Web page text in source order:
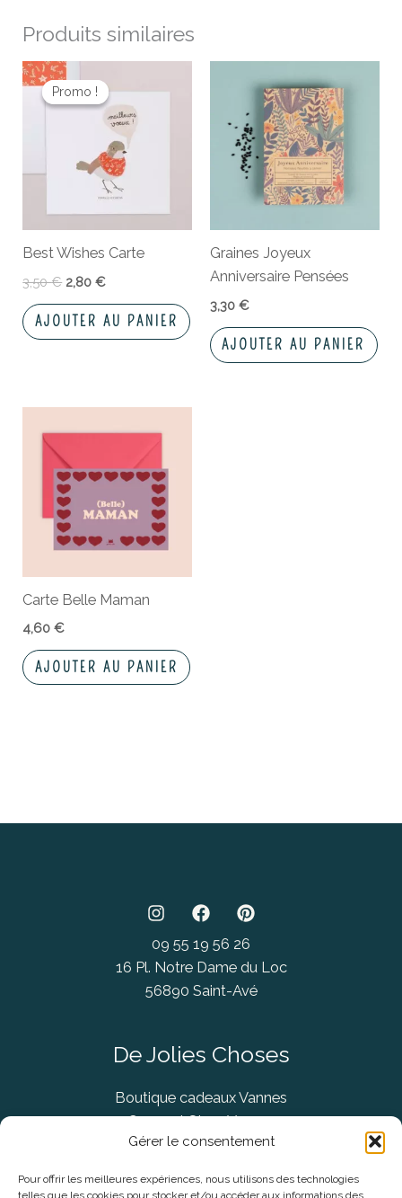
Gérer le consentement
Pour offrir les meilleures expériences, nous utilisons des technologies
telles que les cookies pour stocker et/ou accéder aux informations des
Produits similaires
Promo !
Promo !
Best Wishes Carte
3,50€
Le
prix
initial
2,80€
prix
actuel
est :
2,80 €.
AJOUTER AU PANIER
Graines Joyeux
Anniversaire Pensées
3,30 €
AJOUTER AU PANIER
Carte Belle Maman
4,60€
AJOUTER AU PANIER
09 55 19 56 26
16 Pl. Notre Dame du Loc
56890 Saint-Avé
De Jolies Choses
Boutique cadeaux Vannes
Concept Store Vannes